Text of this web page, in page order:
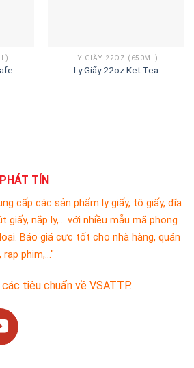
LY GIẤY 22OZ (650ML)
Ly Giấy 22oz Ket Tea
TÍN
cấp các sản phẩm ly giấy, tô giấy, dĩa
giấy, nắp ly,... với nhiều mẫu mã phong
Báo giá cực tốt cho nhà hàng, quán
phim,..."
tiêu chuẩn về VSATTP.